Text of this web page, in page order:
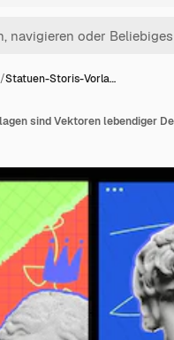
/Statuen-Storis-Vorla…